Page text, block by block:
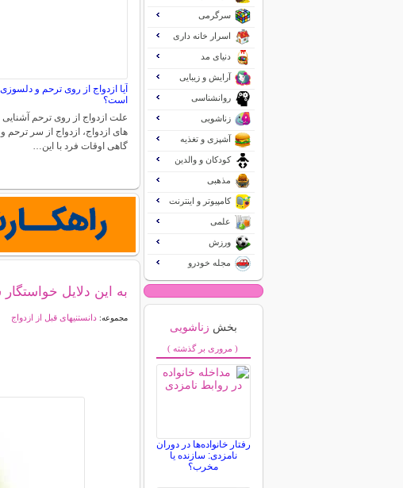
آیا ازدواج از روی ترحم و
است؟
علت ازدواج از روی ترحم آشنایی
های ازدواج، ازدواج از سر ترحم
گاهی اوقات فرد با این…
به این دلایل
مجموعه:دانستنیهای قبل از ازدواج
سرگرمی
اسرار خانه داری
دنیای مد
آرایش و زیبایی
روانشناسی
زناشویی
آشپزی و تغذیه
کودکان و والدین
مذهبی
کامپیوتر و اینترنت
علمی
ورزش
مجله خودرو
بخش زناشویی
( مروری بر گذشته )
رفتار خانواده‌ها در دوران
نامزدی: سازنده یا
مخرب؟